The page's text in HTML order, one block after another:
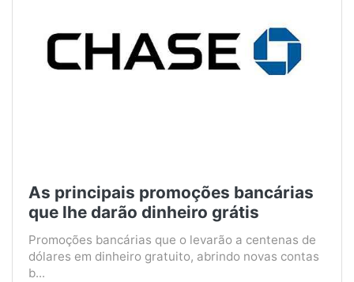
As principais promoções bancárias
que lhe darão dinheiro grátis
Promoções bancárias que o levarão a centenas de
dólares em dinheiro gratuito, abrindo novas contas
b...